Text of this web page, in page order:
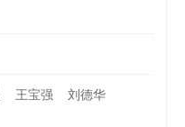
王宝强
刘德华